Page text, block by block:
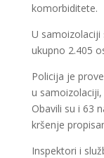
komorbiditete.
U samoizolaciji
ukupno 2.405
Policija je
u
Obavili su i 63
kršenje
Inspektori i